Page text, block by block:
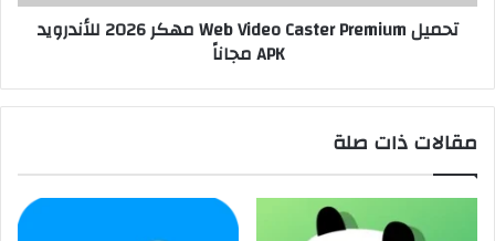
تحميل Web Video Caster Premium مهكر 2026 للأندرويد
APK مجاناً
مقالات ذات صلة